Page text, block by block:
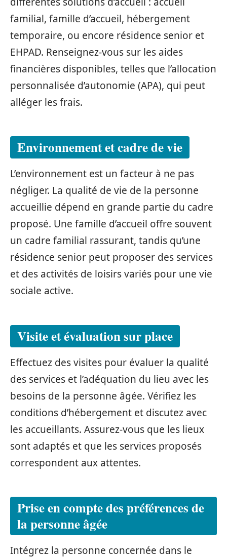
familial, famille d’accueil, hébergement
temporaire, ou encore résidence senior et
EHPAD. Renseignez-vous sur les aides
financières disponibles, telles que l’allocation
personnalisée d’autonomie (APA), qui peut
alléger les frais.
Environnement et cadre de vie
L’environnement est un facteur à ne pas
négliger. La qualité de vie de la personne
accueillie dépend en grande partie du cadre
proposé. Une famille d’accueil offre souvent
un cadre familial rassurant, tandis qu’une
résidence senior peut proposer des services
et des activités de loisirs variés pour une vie
sociale active.
Visite et évaluation sur place
Effectuez des visites pour évaluer la qualité
des services et l’adéquation du lieu avec les
besoins de la personne âgée. Vérifiez les
conditions d’hébergement et discutez avec
les accueillants. Assurez-vous que les lieux
sont adaptés et que les services proposés
correspondent aux attentes.
Prise en compte des préférences de
la personne âgée
Intégrez la personne concernée dans le